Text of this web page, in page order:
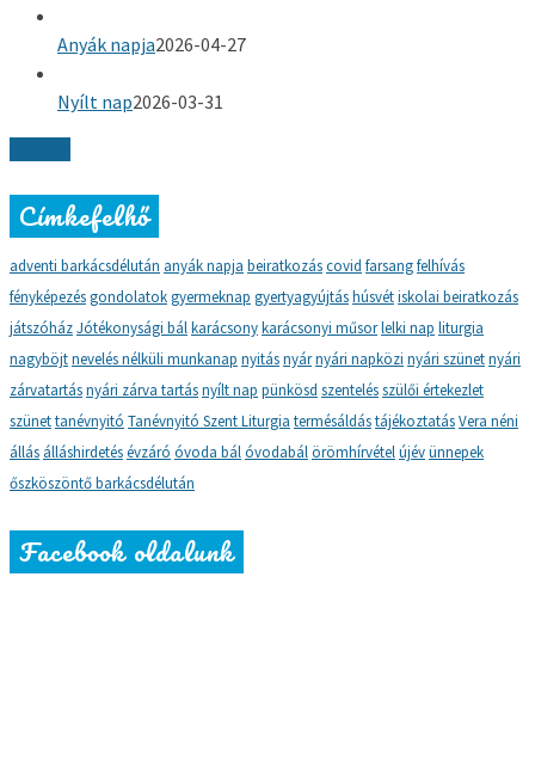
Anyák napja2026-04-27
Nyílt nap2026-03-31
Címkefelhő
adventi barkácsdélután anyák napja beiratkozáscovid farsangfelhívás
fényképezésgondolatokgyermeknap gyertyagyújtáshúsvétiskolai beiratkozás
játszóházJótékonysági bálkarácsonykarácsonyi műsorlelki nap liturgia
nagyböjtnevelés nélküli munkanap nyitásnyárnyári napközi nyári szünetnyári
zárvatartásnyári zárva tartásnyílt nap pünkösd szentelésszülői értekezlet
szünettanévnyitó Tanévnyitó Szent Liturgia termésáldástájékoztatásVera néni
állás álláshirdetésévzáró óvoda bálóvodabálörömhírvételújévünnepek
őszköszöntő barkácsdélután
Facebook oldalunk